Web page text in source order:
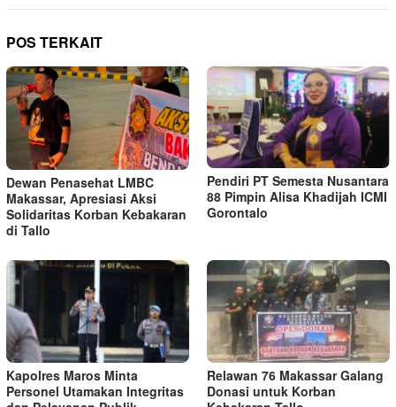
POS TERKAIT
Dewan Penasehat LMBC
Makassar, Apresiasi Aksi
Solidaritas Korban Kebakaran
di Tallo
Pendiri PT Semesta Nusantara
88 Pimpin Alisa Khadijah ICMI
Gorontalo
Kapolres Maros Minta
Personel Utamakan Integritas
Relawan 76 Makassar Galang
Donasi untuk Korban